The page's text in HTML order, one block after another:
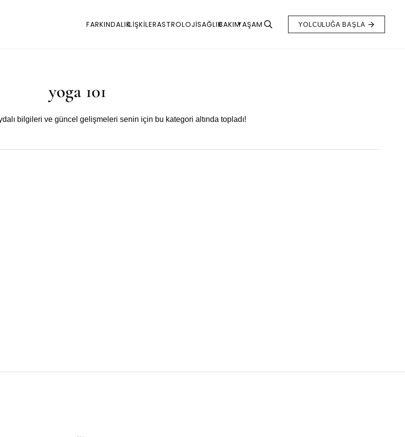
FARKINDALIKİLİŞKİLERASTROLOJISAĞLIKBAKIMYAŞAM YOLCULUĞA BAŞLA
yoga 101
bilgileri ve güncel gelişmeleri senin için bu kategori altında topladı!